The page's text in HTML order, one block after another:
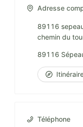
Adresse
89116
chemin du
89116
Téléphone